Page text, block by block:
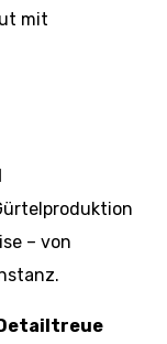
mit
– von